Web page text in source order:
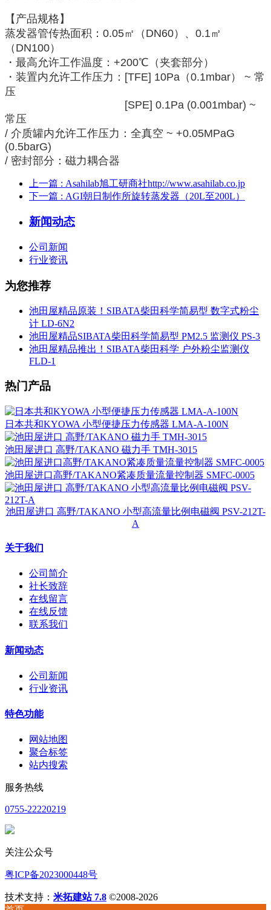
【产品规格】
蒸发器管传热面积：0.05㎡（DN60）、0.1㎡
（DN100）
・最高允许工作温度：+200℃（夹套部分）
・装置内允许工作压力：[TFE] 10Pa（0.1mbar） ~ 常
压
[SPE] 0.1Pa (0.001mbar) ~
常压
/ 介质罐内允许工作压力：全真空 ~ +0.05MPaG
(0.5barG)
/ 密封部分：磁力耦合器
上一篇 : Asahilab旭工研商社http://www.asahilab.co.jp
下一篇 : AGI朝日制作所旋转蒸发器（20L至200L）
新闻动态
公司新闻
行业资讯
为您推荐
池田屋精品原装！SIBATA柴田科学简易型 数字式粉尘
计 LD-6N2
池田屋精品SIBATA柴田科学简易型 PM2.5 监测仪 PS-3
池田屋精品推出！SIBATA柴田科学 户外粉尘监测仪
FLD-1
热门产品
日本共和KYOWA 小型便捷压力传感器 LMA-A-100N
池田屋进口 高野/TAKANO 磁力手 TMH-3015
池田屋进口高野/TAKANO紧凑质量流量控制器 SMFC-0005
池田屋进口 高野/TAKANO 小型高流量比例电磁阀 PSV-212T-
A
关于我们
公司简介
社长致辞
在线留言
在线反馈
联系我们
新闻动态
公司新闻
行业资讯
特色功能
网站地图
聚合标签
站内搜索
服务热线
0755-22220219
关注公众号
粤ICP备2023000448号
技术支持： 米拓建站 7.8 ©2008-2026